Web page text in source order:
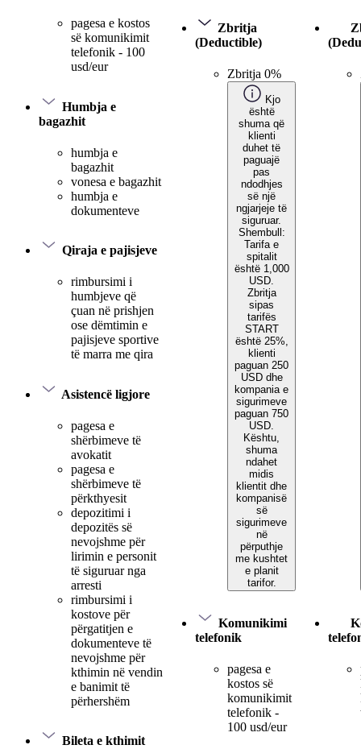
pagesa e kostos
së komunikimit
telefonik - 100
usd/eur
Humbja e
bagazhit
humbja e
bagazhit
vonesa e bagazhit
humbja e
dokumenteve
Qiraja e pajisjeve
rimbursimi i
humbjeve që
çuan në prishjen
ose dëmtimin e
pajisjeve sportive
të marra me qira
Asistencë ligjore
pagesa e
shërbimeve të
avokatit
pagesa e
shërbimeve të
përkthyesit
depozitimi i
depozitës së
nevojshme për
lirimin e personit
të siguruar nga
arresti
rimbursimi i
kostove për
përgatitjen e
dokumenteve të
nevojshme për
kthimin në vendin
e banimit të
përhershëm
Bileta e kthimit
Zbritja
(Deductible)
Zbritja 0%
Kjo
është
shuma që
klienti
duhet të
paguajë
pas
ndodhjes
së një
ngjarjeje të
siguruar.
Shembull:
Tarifa e
spitalit
është 1,000
USD.
Zbritja
sipas
tarifës
START
është 25%,
klienti
paguan 250
USD dhe
kompania e
sigurimeve
paguan 750
USD.
Kështu,
shuma
ndahet
midis
klientit dhe
kompanisë
së
sigurimeve
në
përputhje
me kushtet
e planit
tarifor.
Komunikimi
telefonik
pagesa e
kostos së
komunikimit
telefonik -
100 usd/eur